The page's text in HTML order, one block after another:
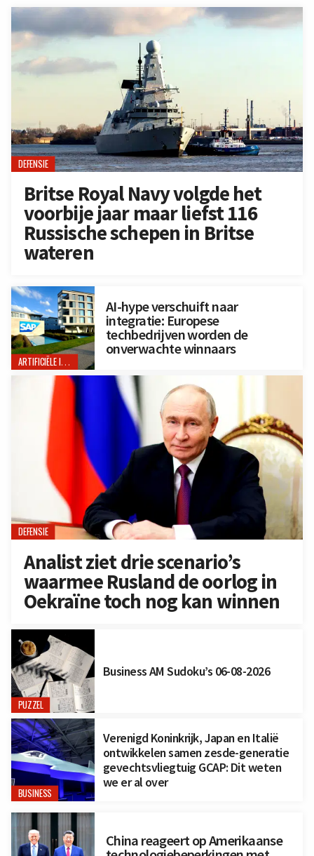
DEFENSIE
Britse Royal Navy volgde het
voorbije jaar maar liefst 116
Russische schepen in Britse
wateren
ARTIFICIËLE INTELLIGENTIE
AI-hype verschuift naar
integratie: Europese
techbedrijven worden de
onverwachte winnaars
DEFENSIE
Analist ziet drie scenario’s
waarmee Rusland de oorlog in
Oekraïne toch nog kan winnen
PUZZEL
Business AM Sudoku’s 06-08-2026
BUSINESS
Verenigd Koninkrijk, Japan en Italië
ontwikkelen samen zesde-generatie
gevechtsvliegtuig GCAP: Dit weten
we er al over
China reageert op Amerikaanse